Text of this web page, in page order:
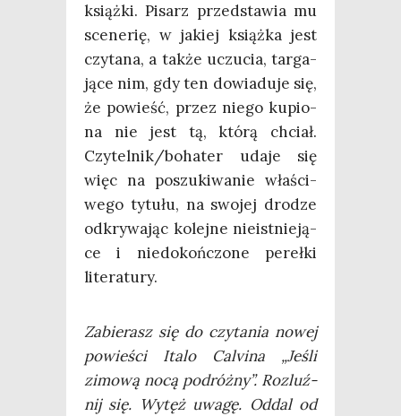
książ­ki. Pisarz przed­sta­wia mu
sce­ne­rię, w jakiej książ­ka jest
czy­ta­na, a tak­że uczu­cia, tar­ga­
ją­ce nim, gdy ten dowia­du­je się,
że powieść, przez nie­go kupio­
na nie jest tą, któ­rą chciał.
Czytelnik/bohater uda­je się
więc na poszu­ki­wa­nie wła­ści­
we­go tytu­łu, na swo­jej dro­dze
odkry­wa­jąc kolej­ne nie­ist­nie­ją­
ce i nie­do­koń­czo­ne pereł­ki
literatury.
Zabie­rasz się do czy­ta­nia nowej
powie­ści Ita­lo Calvi­na „Jeśli
zimo­wą nocą podróż­ny”. Roz­luź­
nij się. Wytęż uwa­gę. Oddal od